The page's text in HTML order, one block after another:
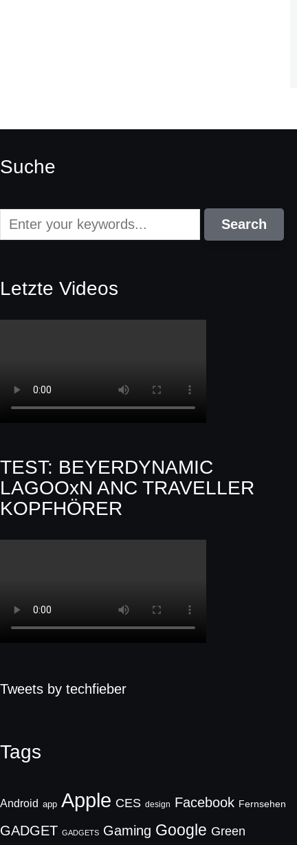
Suche
Letzte Videos
TEST: BEYERDYNAMIC
LAGOOxN ANC TRAVELLER
KOPFHÖRER
Tweets by techfieber
Tags
Android app Apple CES design Facebook Fernsehen
GADGET GADGETS Gaming Google Green